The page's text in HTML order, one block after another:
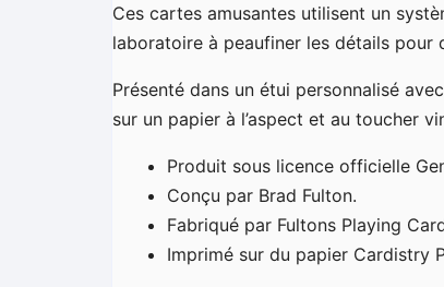
Ces cartes amusantes utilisent un
laboratoire à peaufiner les détails pour
Présenté dans un étui personnalisé
sur un papier à l’aspect et au toucher
Produit sous licence officielle
Conçu par Brad Fulton.
Fabriqué par Fultons Playing
Imprimé sur du papier Cardistry